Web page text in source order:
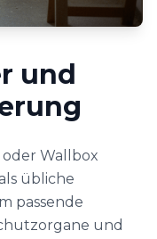
und
Wallbox
übliche
passende
und